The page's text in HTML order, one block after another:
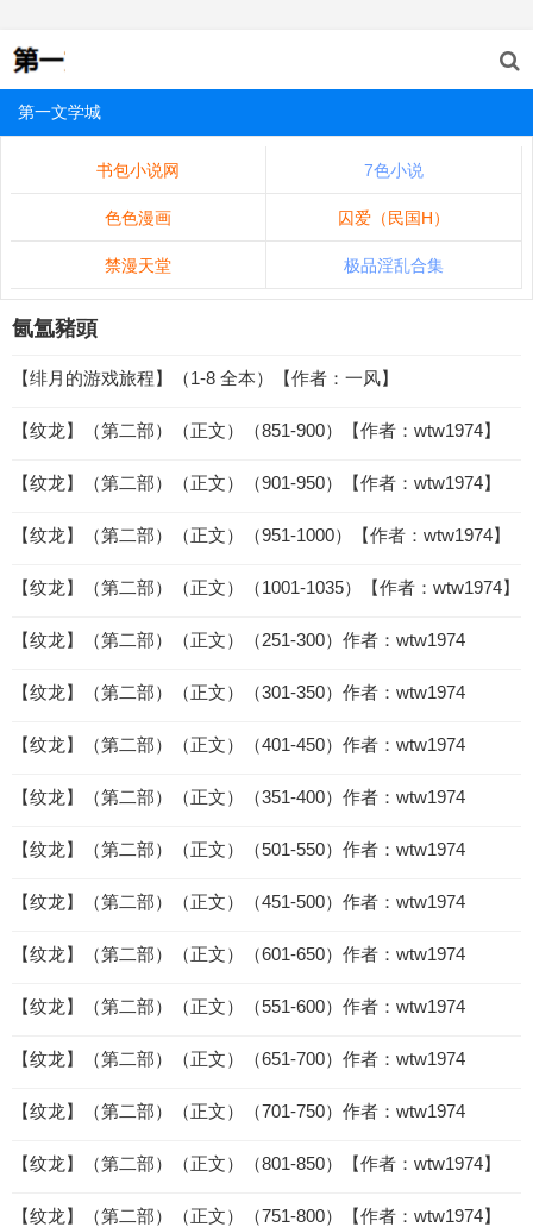
第一文学城
书包小说网 7色小说
色色漫画 囚爱（民国H）
禁漫天堂 极品淫乱合集
氤氲豬頭
【绯月的游戏旅程】（1-8 全本）【作者：一风】
【纹龙】（第二部）（正文）（851-900）【作者：wtw1974】
【纹龙】（第二部）（正文）（901-950）【作者：wtw1974】
【纹龙】（第二部）（正文）（951-1000）【作者：wtw1974】
【纹龙】（第二部）（正文）（1001-1035）【作者：wtw1974】
【纹龙】（第二部）（正文）（251-300）作者：wtw1974
【纹龙】（第二部）（正文）（301-350）作者：wtw1974
【纹龙】（第二部）（正文）（401-450）作者：wtw1974
【纹龙】（第二部）（正文）（351-400）作者：wtw1974
【纹龙】（第二部）（正文）（501-550）作者：wtw1974
【纹龙】（第二部）（正文）（451-500）作者：wtw1974
【纹龙】（第二部）（正文）（601-650）作者：wtw1974
【纹龙】（第二部）（正文）（551-600）作者：wtw1974
【纹龙】（第二部）（正文）（651-700）作者：wtw1974
【纹龙】（第二部）（正文）（701-750）作者：wtw1974
【纹龙】（第二部）（正文）（801-850）【作者：wtw1974】
【纹龙】（第二部）（正文）（751-800）【作者：wtw1974】